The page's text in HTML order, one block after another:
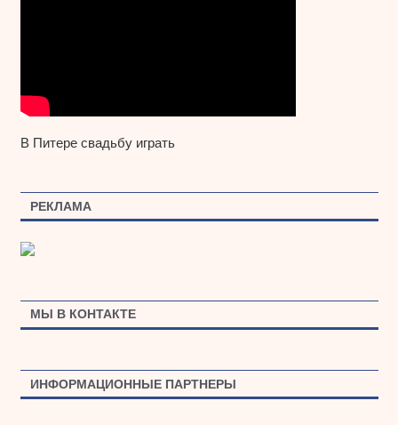
В Питере свадьбу играть
РЕКЛАМА
МЫ В КОНТАКТЕ
ИНФОРМАЦИОННЫЕ ПАРТНЕРЫ